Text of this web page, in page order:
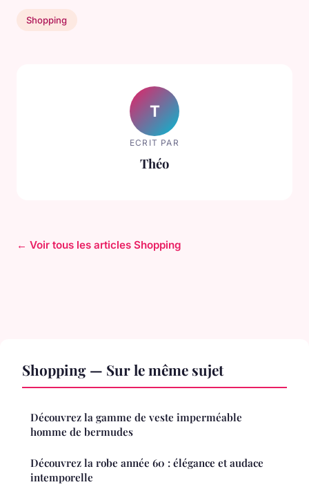
Shopping
T
ECRIT PAR
Théo
← Voir tous les articles Shopping
Shopping — Sur le même sujet
Découvrez la gamme de veste imperméable
homme de bermudes
Découvrez la robe année 60 : élégance et audace
intemporelle